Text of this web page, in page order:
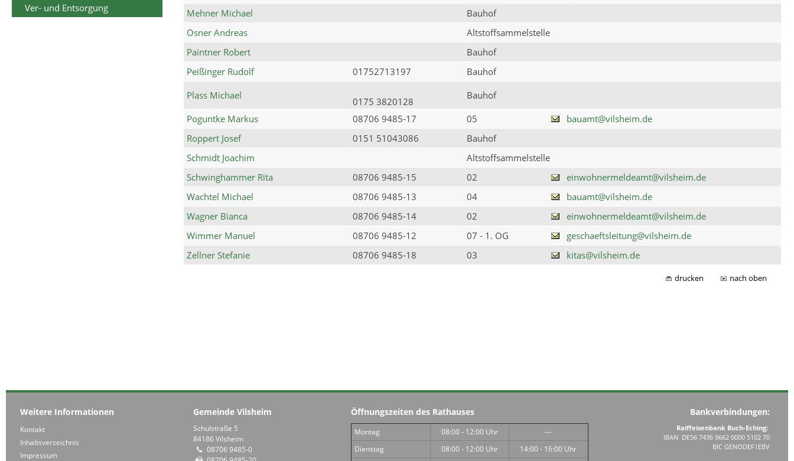
Ver- und Entsorgung
Mehner Michael
Bauhof
Osner Andreas
Altstoffsammelstelle
Paintner Robert
Bauhof
Peißinger Rudolf
01752713197
Bauhof
Plass Michael
0175 3820128
Bauhof
Poguntke Markus
08706 9485-17 05
bauamt@vilsheim.de
Roppert Josef
0151 51043086
Bauhof
Schmidt Joachim
Altstoffsammelstelle
Schwinghammer Rita
08706 9485-15 02
einwohnermeldeamt@vilsheim.de
Wachtel Michael
08706 9485-13 04
bauamt@vilsheim.de
Wagner Bianca
08706 9485-14 02
einwohnermeldeamt@vilsheim.de
Wimmer Manuel
08706 9485-12 07 - 1. OG
geschaeftsleitung@vilsheim.de
Zellner Stefanie
08706 9485-18 03 kitas@vilsheim.de
drucken nach oben
Weitere Informationen
Kontakt
Inhaltsverzeichnis
Impressum
Gemeinde Vilsheim
Schulstraße 5
84186 Vilsheim
08706 9485-0
Öffnungszeiten des Rathauses
Montag 08:00 - 12:00 Uhr
---
Dienstag
08:00 - 12:00 Uhr
14:00 - 16:00 Uhr
Bankverbindungen:
Raiffeisenbank Buch-Eching:
IBAN DE56 7436 9662 0000 5102 70
BIC GENODEF1EBV